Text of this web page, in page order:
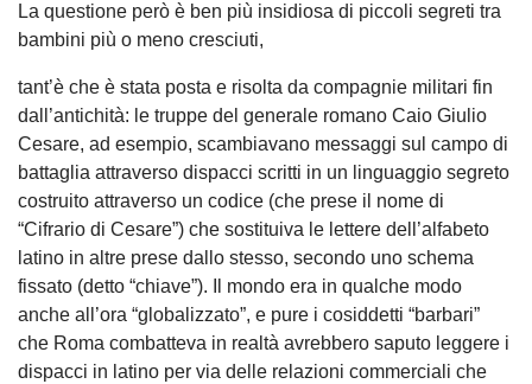
La questione però è ben più insidiosa di piccoli segreti tra
bambini più o meno cresciuti,
tant’è che è stata posta e risolta da compagnie militari fin
dall’antichità: le truppe del generale romano Caio Giulio
Cesare, ad esempio, scambiavano messaggi sul campo di
battaglia attraverso dispacci scritti in un linguaggio segreto
costruito attraverso un codice (che prese il nome di
“Cifrario di Cesare”) che sostituiva le lettere dell’alfabeto
latino in altre prese dallo stesso, secondo uno schema
fissato (detto “chiave”). Il mondo era in qualche modo
anche all’ora “globalizzato”, e pure i cosiddetti “barbari”
che Roma combatteva in realtà avrebbero saputo leggere i
dispacci in latino per via delle relazioni commerciali che